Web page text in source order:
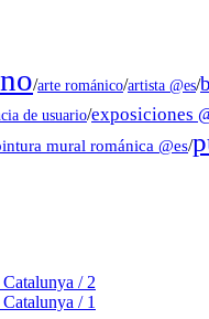
/arte románico/artista @es/
de usuario/exposiciones
mural románica @es/
/ 2
/ 1